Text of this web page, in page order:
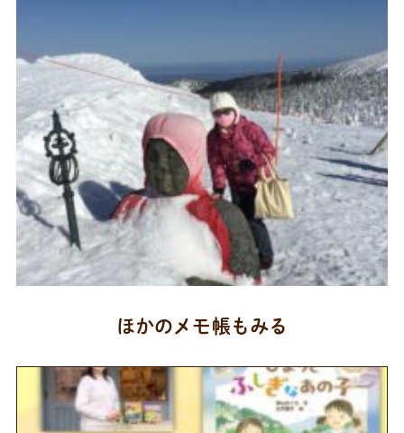
ほかのメモ帳もみる